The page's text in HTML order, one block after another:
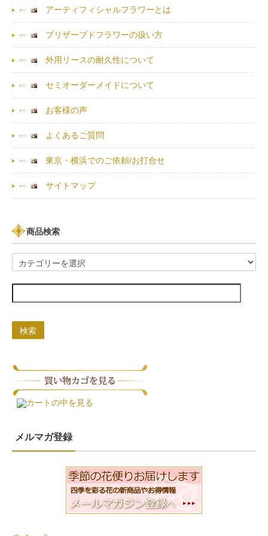
アーティフィシャルフラワーとは
ブリザーブドフラワーの扱い方
外用リースの耐久性について
セミオーダーメイドについて
お客様の声
よくあるご質問
東京・横浜でのご依頼/お打合せ
サイトマップ
商品検索
検索
カートの中を見る
メルマガ登録